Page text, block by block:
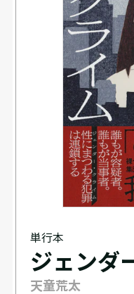
単行本
ジェンダ
天童荒太